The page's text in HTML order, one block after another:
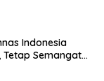
Indonesia
Tetap Semangat